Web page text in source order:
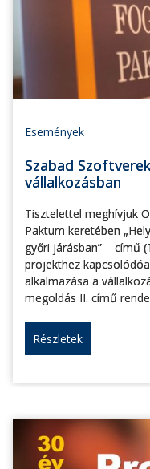
Események
Szabad
vállalkozásban
Tisztelettel meghívjuk
Paktum keretében
győri járásban” – című
projekthez
alkalmazása a
megoldás II. című
Részletek